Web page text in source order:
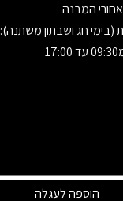
המבנה
(בימי חג ושבתון משתנה):